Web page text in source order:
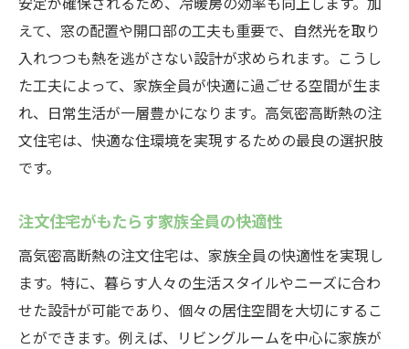
えて、窓の配置や開口部の工夫も重要で、自然光を取り
入れつつも熱を逃がさない設計が求められます。こうし
た工夫によって、家族全員が快適に過ごせる空間が生ま
れ、日常生活が一層豊かになります。高気密高断熱の注
文住宅は、快適な住環境を実現するための最良の選択肢
です。
注文住宅がもたらす家族全員の快適性
高気密高断熱の注文住宅は、家族全員の快適性を実現し
ます。特に、暮らす人々の生活スタイルやニーズに合わ
せた設計が可能であり、個々の居住空間を大切にするこ
とができます。例えば、リビングルームを中心に家族が